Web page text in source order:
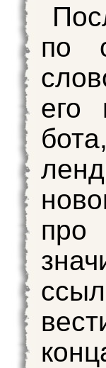
по
его
про